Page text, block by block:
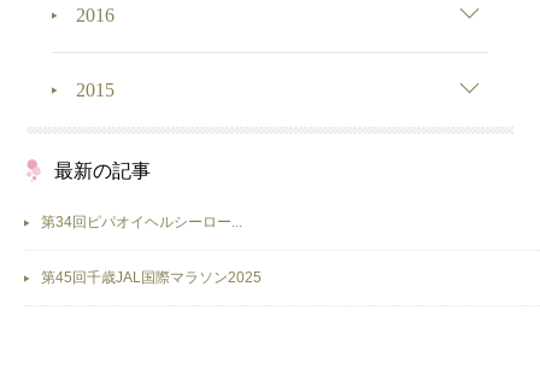
2016
2015
最新の記事
第34回ピパオイヘルシーロー...
第45回千歳JAL国際マラソン2025